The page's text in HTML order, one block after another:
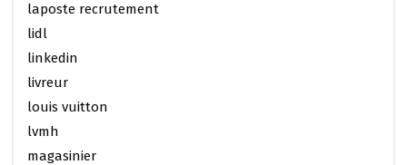
laposte recrutement
lidl
linkedin
livreur
louis vuitton
lvmh
magasinier